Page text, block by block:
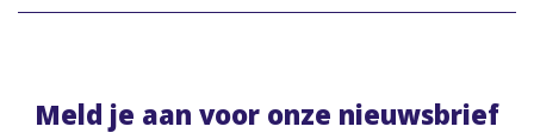
Meld je aan voor onze nieuwsbrief